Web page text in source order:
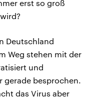
erst so groß
Deutschland
Weg stehen mit der
und
gerade besprochen.
das Virus aber